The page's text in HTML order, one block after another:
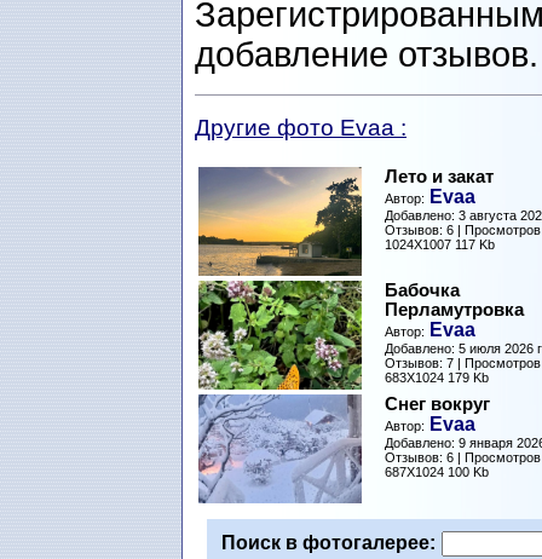
добавление
Другие фото Evaa :
Лето и закат
Автор: Evaa
Добавлено: 3 августа
Отзывов: 6 |
1024X1007 117 Kb
Бабочка
Перламутровка
Автор: Evaa
Добавлено: 5 июля 2026
Отзывов: 7 |
683X1024 179 Kb
Снег вокруг
Автор: Evaa
Добавлено: 9 января
Отзывов: 6 |
687X1024 100 Kb
Поиск в фотогалерее: